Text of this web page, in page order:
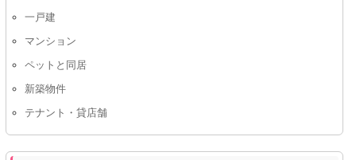
一戸建
マンション
ペットと同居
新築物件
テナント・貸店舗